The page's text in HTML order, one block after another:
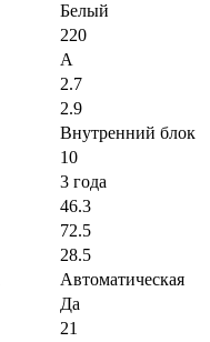
Белый
220
A
2.7
2.9
Внутренний блок
10
3 года
46.3
72.5
28.5
Автоматическая
Да
21